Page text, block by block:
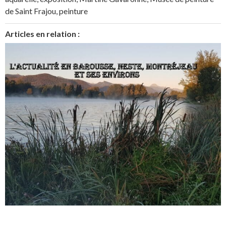
de Saint Frajou,peinture
Articles en relation :